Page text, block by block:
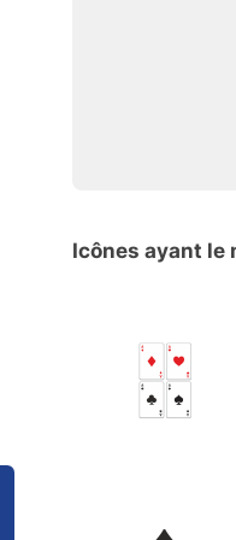
Icônes ayant le